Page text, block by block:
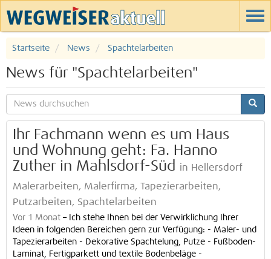
Startseite News Spachtelarbeiten
News für "Spachtelarbeiten"
Ihr Fachmann wenn es um Haus
und Wohnung geht: Fa. Hanno
Zuther in Mahlsdorf-Süd in Hellersdorf
Malerarbeiten, Malerfirma, Tapezierarbeiten,
Putzarbeiten, Spachtelarbeiten
Vor 1 Monat – Ich stehe Ihnen bei der Verwirklichung Ihrer
Ideen in folgenden Bereichen gern zur Verfügung: - Maler- und
Tapezierarbeiten - Dekorative Spachtelung, Putze - Fußboden-
Laminat, Fertigparkett und textile Bodenbeläge -